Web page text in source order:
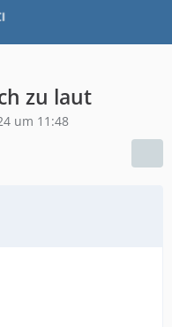
zu laut
um 11:48